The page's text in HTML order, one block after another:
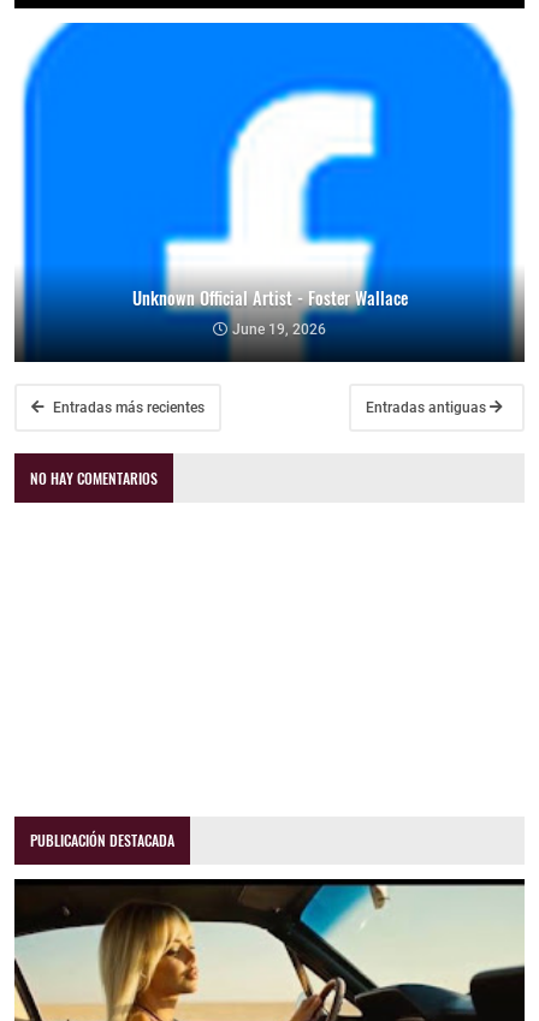
Unknown Official Artist - Foster Wallace
June 19, 2026
Entradas más recientes Entradas antiguas
NO HAY COMENTARIOS
PUBLICACIÓN DESTACADA